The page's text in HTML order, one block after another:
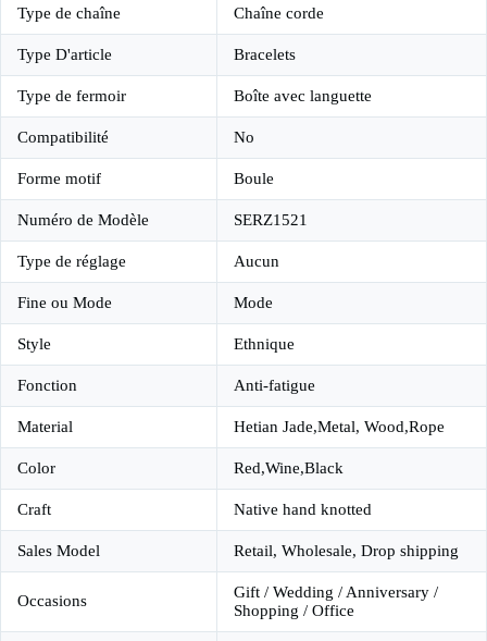
Type de chaîne Chaîne corde
Type D'article Bracelets
Type de fermoir Boîte avec languette
Compatibilité No
Forme motif Boule
Numéro de Modèle SERZ1521
Type de réglage Aucun
Fine ou Mode Mode
Style Ethnique
Fonction Anti-fatigue
Material Hetian Jade,Metal, Wood,Rope
Color Red,Wine,Black
Craft Native hand knotted
Sales Model Retail, Wholesale, Drop shipping
Occasions
Gift / Wedding / Anniversary /
Shopping / Office